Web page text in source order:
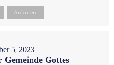
Anhören
5, 2023
Gemeinde Gottes